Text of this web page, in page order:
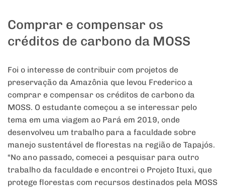
Comprar e compensar os
créditos de carbono da MOSS
Foi o interesse de contribuir com projetos de
preservação da Amazônia que levou Frederico a
comprar e compensar os créditos de carbono da
MOSS. O estudante começou a se interessar pelo
tema em uma viagem ao Pará em 2019, onde
desenvolveu um trabalho para a faculdade sobre
manejo sustentável de florestas na região de Tapajós.
“No ano passado, comecei a pesquisar para outro
trabalho da faculdade e encontrei o Projeto Ituxi, que
protege florestas com recursos destinados pela MOSS